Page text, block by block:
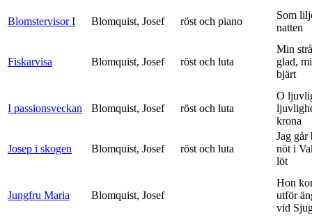
Blomstervisor I Blomquist, Josef röst och piano
Som
natten
Fiskarvisa Blomquist, Josef röst och luta
Min
glad,
bjärt
I passionsveckan Blomquist, Josef röst och luta
O
krona
Josep i skogen Blomquist, Josef röst och luta
Jag går
nöt i
löt
Jungfru Maria Blomquist, Josef
Hon
utför
vid